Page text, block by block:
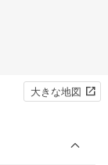
大きな地図